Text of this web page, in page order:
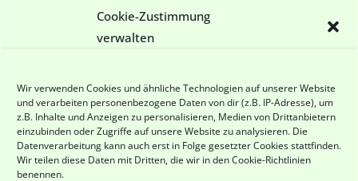
Cookie-Zustimmung
verwalten
Wir verwenden Cookies und ähnliche Technologien auf unserer Website
und verarbeiten personenbezogene Daten von dir (z.B. IP-Adresse), um
z.B. Inhalte und Anzeigen zu personalisieren, Medien von Drittanbietern
einzubinden oder Zugriffe auf unsere Website zu analysieren. Die
Datenverarbeitung kann auch erst in Folge gesetzter Cookies stattfinden.
Wir teilen diese Daten mit Dritten, die wir in denCookie-Richtlinien
benennen.
Unser Sommerfest findet statt!
Geöffnet am Kindertag!
Himmelfahrt im Freilauf
Ostergrüße